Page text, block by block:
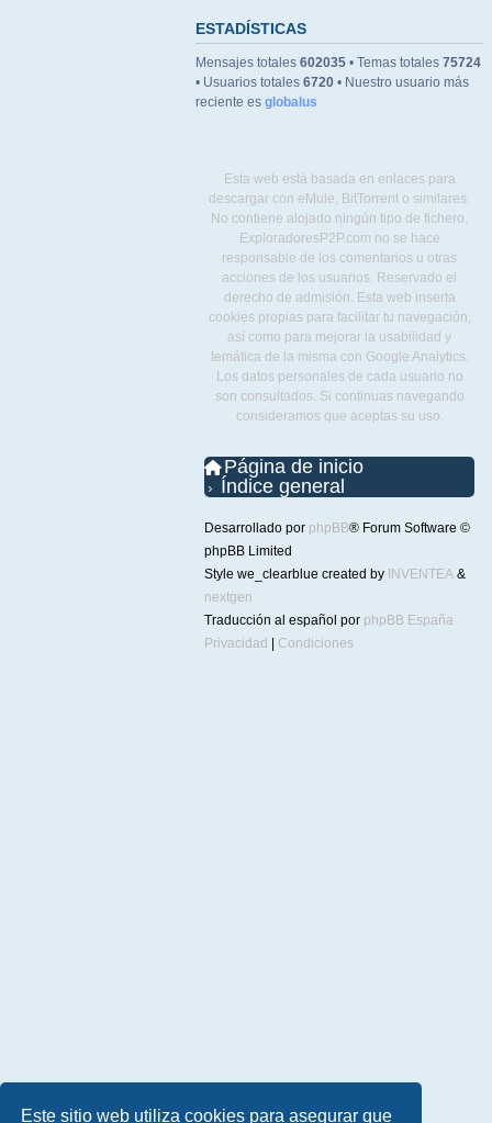
Este sitio web utiliza cookies para asegurar que
ESTADÍSTICAS
Mensajes totales 602035 • Temas totales 75724
• Usuarios totales 6720 • Nuestro usuario más
reciente es globalus
Esta web está basada en enlaces para
descargar con eMule, BitTorrent o similares.
No contiene alojado ningún tipo de fichero.
ExploradoresP2P.com no se hace
responsable de los comentarios u otras
acciones de los usuarios. Reservado el
derecho de admisión. Esta web inserta
cookies propias para facilitar tu navegación,
así como para mejorar la usabilidad y
temática de la misma con Google Analytics.
Los datos personales de cada usuario no
son consultados. Si continuas navegando
consideramos que aceptas su uso.
Página de inicio
Índice general
Desarrollado por phpBB® Forum Software ©
phpBB Limited
Style we_clearblue created by INVENTEA &
nextgen
Traducción al español por phpBB España
Privacidad
Condiciones